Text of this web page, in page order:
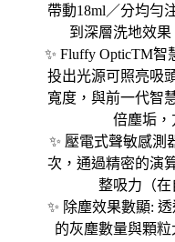
帶動18ml／分均勻
到深層洗地效果
✨ Fluffy OpticTM
投出光源可照亮吸
寬度，與前一代智
倍塵垢，
✨ 壓電式聲敏感測
次，通過精密的演
整吸力（在
✨ 除塵效果數顯:
的灰塵數量與顆